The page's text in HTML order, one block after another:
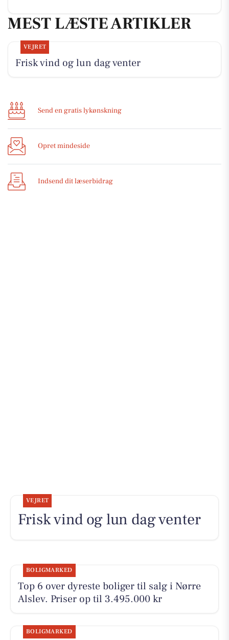
MEST LÆSTE ARTIKLER
VEJRET
Frisk vind og lun dag venter
Send en gratis lykønskning
Opret mindeside
Indsend dit læserbidrag
VEJRET
Frisk vind og lun dag venter
BOLIGMARKED
Top 6 over dyreste boliger til salg i Nørre
Alslev. Priser op til 3.495.000 kr
BOLIGMARKED